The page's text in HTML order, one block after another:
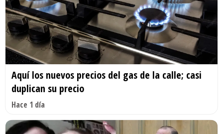
Aquí los nuevos precios del gas de la calle; casi
duplican su precio
Hace 1 día